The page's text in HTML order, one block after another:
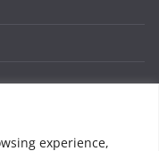
experience,